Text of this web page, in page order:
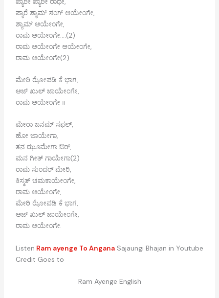
ಪ್ಯಾರೆ ಶ್ಯಾಮ್ ಸಂಗ್ ಆಯೇಂಗೇ,
ಶ್ಯಾಮ್ ಆಯೇಂಗೇ,
ರಾಮ ಆಯೇಂಗೇ….(2)
ರಾಮ ಆಯೇಂಗೇ ಆಯೇಂಗೇ,
ರಾಮ ಆಯೇಂಗೇ(2)
ಮೇರಿ ಝೋಪಡಿ ಕೆ ಭಾಗ,
ಆಜ್ ಖುಲ್ ಜಾಯೇಂಗೇ,
ರಾಮ ಆಯೇಂಗೇ ॥
ಮೇರಾ ಜನಮ್ ಸಫಲ್,
ಹೋ ಜಾಯೇಗಾ,
ತನ ಝೂಮೇಗಾ ಔರ್,
ಮನ ಗೀತ್ ಗಾಯೇಗಾ(2)
ರಾಮ ಸುಂದರ್ ಮೇರಿ,
ಕಿಸ್ಮತ್ ಚಮಕಾಯೇಂಗೇ,
ರಾಮ ಆಯೇಂಗೇ,
ಮೇರಿ ಝೋಪಡಿ ಕೆ ಭಾಗ,
ಆಜ್ ಖುಲ್ ಜಾಯೇಂಗೇ,
ರಾಮ ಆಯೇಂಗೇ.
Listen Ram ayenge To AnganaSajaungi Bhajan in Youtube
Credit Goes to
Ram Ayenge English